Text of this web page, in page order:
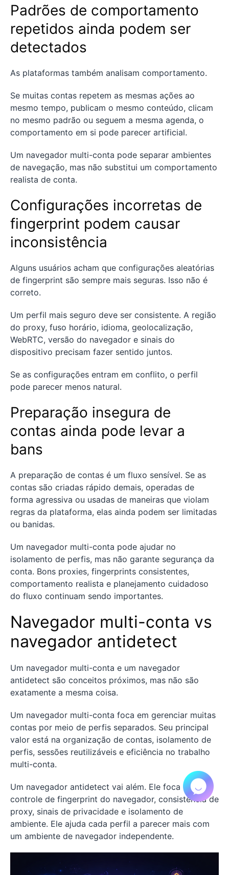
Padrões de comportamento
repetidos ainda podem ser
detectados
As plataformas também analisam comportamento.
Se muitas contas repetem as mesmas ações ao
mesmo tempo, publicam o mesmo conteúdo, clicam
no mesmo padrão ou seguem a mesma agenda, o
comportamento em si pode parecer artificial.
Um navegador multi-conta pode separar ambientes
de navegação, mas não substitui um comportamento
realista de conta.
Configurações incorretas de
fingerprint podem causar
inconsistência
Alguns usuários acham que configurações aleatórias
de fingerprint são sempre mais seguras. Isso não é
correto.
Um perfil mais seguro deve ser consistente. A região
do proxy, fuso horário, idioma, geolocalização,
WebRTC, versão do navegador e sinais do
dispositivo precisam fazer sentido juntos.
Se as configurações entram em conflito, o perfil
pode parecer menos natural.
Preparação insegura de
contas ainda pode levar a
bans
A preparação de contas é um fluxo sensível. Se as
contas são criadas rápido demais, operadas de
forma agressiva ou usadas de maneiras que violam
regras da plataforma, elas ainda podem ser limitadas
ou banidas.
Um navegador multi-conta pode ajudar no
isolamento de perfis, mas não garante segurança da
conta. Bons proxies, fingerprints consistentes,
comportamento realista e planejamento cuidadoso
do fluxo continuam sendo importantes.
Navegador multi-conta vs
navegador antidetect
Um navegador multi-conta e um navegador
antidetect são conceitos próximos, mas não são
exatamente a mesma coisa.
Um navegador multi-conta foca em gerenciar muitas
contas por meio de perfis separados. Seu principal
valor está na organização de contas, isolamento de
perfis, sessões reutilizáveis e eficiência no trabalho
multi-conta.
Um navegador antidetect vai além. Ele foca no
controle de fingerprint do navegador, consistência de
proxy, sinais de privacidade e isolamento de
ambiente. Ele ajuda cada perfil a parecer mais com
um ambiente de navegador independente.